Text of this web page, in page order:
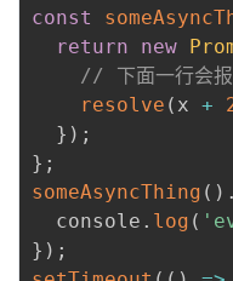
const
return
new
// 下面一行会报
resolve ( x +
} ) ;
} ;
someAsyncThing ( ) .
  console
. log (
} ) ;